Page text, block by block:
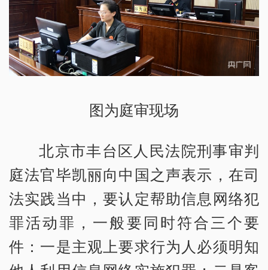
图为庭审现场
北京市丰台区人民法院刑事审判
庭法官毕凯丽向中国之声表示，在司
法实践当中，要认定帮助信息网络犯
罪活动罪，一般要同时符合三个要
件：一是主观上要求行为人必须明知